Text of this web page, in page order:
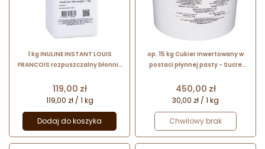
1 kg INULINE INSTANT LOUIS
FRANCOIS rozpuszczalny błonnik
cykorii
Cena
119,00 zł
119,00 zł / 1 kg
Dodaj do koszyka
op. 15 kg Cukier Inwertowany w
postaci płynnej pasty - Sucre
funkcjonalny dodatek spożywczy
Cena
450,00 zł
30,00 zł / 1 kg
Chwilowy brak